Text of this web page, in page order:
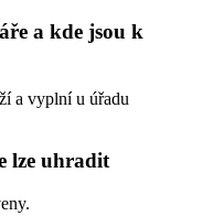
a kde jsou k
a vyplní u úřadu
lze uhradit